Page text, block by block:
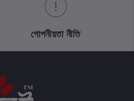
গোপনীয়তা নীতি